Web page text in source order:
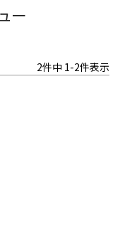
ー
2件中 1-2件表示